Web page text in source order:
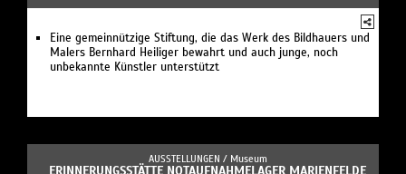
Eine gemeinnützige Stiftung, die das Werk des Bildhauers und
Malers Bernhard Heiliger bewahrt und auch junge, noch
unbekannte Künstler unterstützt
AUSSTELLUNGEN / Museum
ERINNERUNGSSTÄTTE NOTAUFNAHMELAGER MARIENFELDE